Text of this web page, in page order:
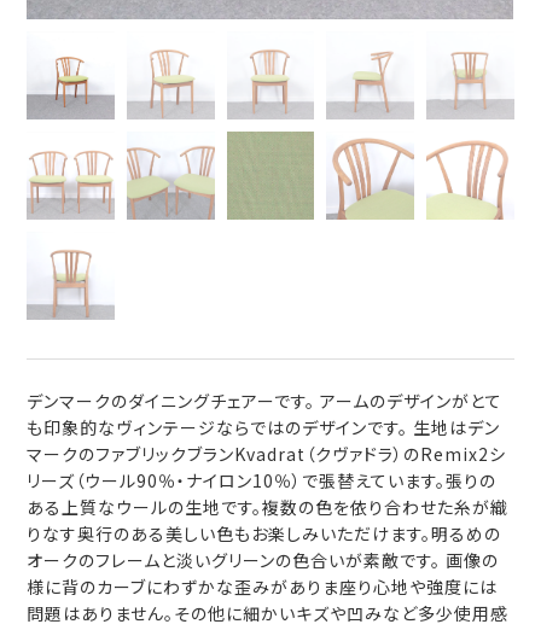
デンマークのダイニングチェアーです。 アームのデザインがとて
も印象的なヴィンテージならではのデザインです。 生地はデン
マークのファブリックブランKvadrat（クヴァドラ）のRemix2シ
リーズ（ウール90％・ナイロン10％）で張替えています。張りの
ある上質なウールの生地です。複数の色を依り合わせた糸が織
りなす奥行のある美しい色もお楽しみいただけます。明るめの
オークのフレームと淡いグリーンの色合いが素敵です。 画像の
様に背のカーブにわずかな歪みがありま座り心地や強度には
問題はありません。その他に細かいキズや凹みなど多少使用感